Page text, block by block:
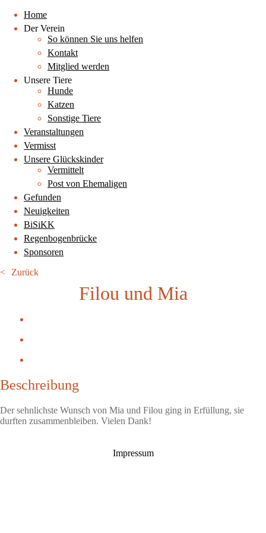
Home
Der Verein
So können Sie uns helfen
Kontakt
Mitglied werden
Unsere Tiere
Hunde
Katzen
Sonstige Tiere
Veranstaltungen
Vermisst
Unsere Glückskinder
Vermittelt
Post von Ehemaligen
Gefunden
Neuigkeiten
BiSiKK
Regenbogenbrücke
Sponsoren
Zurück
Filou und Mia
Beschreibung
Der sehnlichste Wunsch von Mia und Filou ging in Erfüllung, sie
durften zusammenbleiben. Vielen Dank!
Impressum